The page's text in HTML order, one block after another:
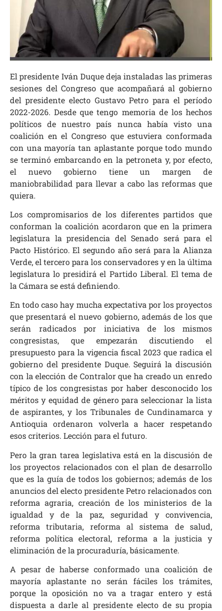
El presidente Iván Duque deja instaladas las primeras
sesiones del Congreso que acompañará al gobierno
del presidente electo Gustavo Petro para el período
2022-2026. Desde que tengo memoria de los hechos
políticos de nuestro país nunca había visto una
coalición en el Congreso que estuviera conformada
con una mayoría tan aplastante porque todo mundo
se terminó embarcando en la petroneta y, por efecto,
el nuevo gobierno tiene un margen de
maniobrabilidad para llevar a cabo las reformas que
quiera.
Los compromisarios de los diferentes partidos que
conforman la coalición acordaron que en la primera
legislatura la presidencia del Senado será para el
Pacto Histórico. El segundo año será para la Alianza
Verde, el tercero para los conservadores y en la última
legislatura lo presidirá el Partido Liberal. El tema de
la Cámara se está definiendo.
En todo caso hay mucha expectativa por los proyectos
que presentará el nuevo gobierno, además de los que
serán radicados por iniciativa de los mismos
congresistas, que empezarán discutiendo el
presupuesto para la vigencia fiscal 2023 que radica el
gobierno del presidente Duque. Seguirá la discusión
con la elección de Contralor que ha creado un enredo
típico de los congresistas por haber desconocido los
méritos y equidad de género para seleccionar la lista
de aspirantes, y los Tribunales de Cundinamarca y
Antioquia ordenaron volverla a hacer respetando
esos criterios. Lección para el futuro.
Pero la gran tarea legislativa está en la discusión de
los proyectos relacionados con el plan de desarrollo
que es la guía de todos los gobiernos; además de los
anuncios del electo presidente Petro relacionados con
reforma agraria, creación de los ministerios de la
igualdad y de la paz, seguridad y convivencia,
reforma tributaria, reforma al sistema de salud,
reforma política electoral, reforma a la justicia y
eliminación de la procuraduría, básicamente.
A pesar de haberse conformado una coalición de
mayoría aplastante no serán fáciles los trámites,
porque la oposición no va a tragar entero y está
dispuesta a darle al presidente electo de su propia